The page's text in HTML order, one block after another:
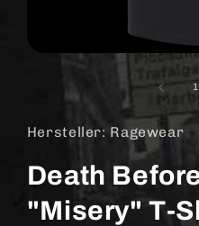
1
Hersteller: Ragewear
Death
"Misery" T-